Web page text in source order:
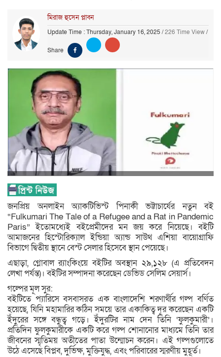
মিরাজ হুসেন প্লাবন
Update Time : Thursday, January 16, 2025 /226 Time View/
Share
জনপ্রিয় অনলাইন অ্যাকটিভিস্ট পিনাকী ভট্টাচার্যের নতুন বই
“Fulkumari The Tale of a Refugee and a Rat in Pandemic
Paris” ইতোমধ্যেই বইপ্রেমীদের মন জয় করে নিয়েছে। বইটি
আমাজনের হিস্টোরিক্যাল ইন্ডিয়া অ্যান্ড সাউথ এশিয়া বায়োগ্রাফি
বিভাগে দ্বিতীয় স্থানে বেস্ট সেলার হিসেবে স্থান পেয়েছে।
এছাড়া, গ্লোবাল র‌্যাংকিংয়ে বইটির অবস্থান ২৯,১২৮ (এ প্রতিবেদন
লেখা পর্যন্ত)। বইটির সম্পাদনা করেছেন ডেভিড সেলিম সেয়ার্স।
গল্পের মূল সুর:
বইটিতে প্যারিসে বসবাসরত এক বাংলাদেশি শরণার্থীর গল্প বর্ণিত
হয়েছে, যিনি মহামারির কঠিন সময়ে তার একাকিত্ব দূর করেছেন একটি
ইঁদুরের সঙ্গে বন্ধুত্ব গড়ে। ইঁদুরটির নাম দেন তিনি ‘ফুলকুমারী’।
প্রতিদিন ফুলকুমারীকে একটি করে গল্প শোনানোর মাধ্যমে তিনি তার
জীবনের স্মৃতিময় অতীতের পাতা উন্মোচন করেন। এই গল্পগুলোতে
উঠে এসেছে বিপ্লব, দুর্ভিক্ষ, মুক্তিযুদ্ধ, এবং পরিবারের স্মরণীয় মুহূর্ত।